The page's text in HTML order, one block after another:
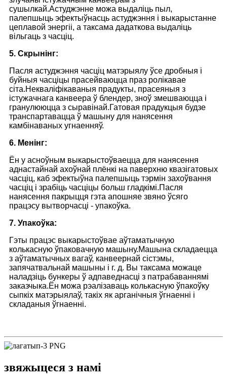
сушылкай.Астуджэнне можа выдаліць пыл,
палепшыць эфектыўнасць астуджэння і выкарыстанне
цеплавой энергіі, а таксама дадаткова выдаліць
вільгаць з часціц.
5. Скрынінг:
Пасля астуджэння часціц матэрыялу ўсе дробныя і
буйныя часціцы прасейваюцца праз ролікавае
сіта.Некваліфікаваныя прадукты, прасеяныя з
істужачнага канвеера ў блендер, зноў змешваюцца і
гранулююцца з сыравінай.Гатовая прадукцыя будзе
транспартавацца ў машыну для нанясення
камбінаваных угнаенняў.
6. Менінг:
Ён у асноўным выкарыстоўваецца для нанясення
аднастайнай ахоўнай плёнкі на паверхню квазігатовых
часціц, каб эфектыўна палепшыць тэрмін захоўвання
часціц і зрабіць часціцы больш гладкімі.Пасля
нанясення пакрыцця гэта апошняе звяно ўсяго
працэсу вытворчасці - упакоўка.
7. Упакоўка:
Гэты працэс выкарыстоўвае аўтаматычную
колькасную ўпаковачную машыну.Машына складаецца
з аўтаматычных вагаў, канвеернай сістэмы,
запячатвальнай машыны і г. д. Вы таксама можаце
наладзіць бункеры ў адпаведнасці з патрабаваннямі
заказчыка.Ён можа рэалізаваць колькасную ўпакоўку
сыпкіх матэрыялаў, такіх як арганічныя ўгнаенні і
складаныя ўгнаенні.
звяжыцеся з намі